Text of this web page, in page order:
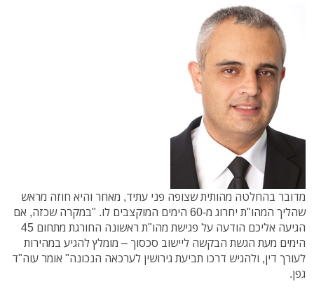
מדובר בהחלטה מהותית שצופה פני עתיד, מאחר והיא חוזה מראש
שהליך המהו"ת יחרוג מ-60 הימים המוקצבים לו. "במקרה שכזה, אם
הגיעה אליכם הודעה על פגישת מהו"ת ראשונה החורגת מתחום 45
הימים מעת הגשת הבקשה ליישוב סכסוך – מומלץ להגיע במהירות
לעורך דין, ולהגיש דרכו תביעת גירושין לערכאה הנכונה" אומר עוה"ד
גפן.